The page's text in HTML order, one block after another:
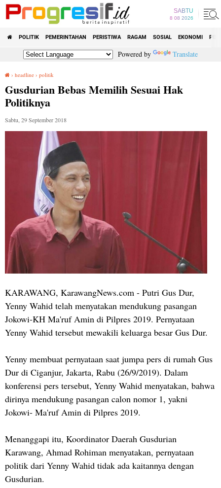
SABTU
8 08 2026
POLITIK PEMERINTAHAN PERISTIWA RAGAM SOSIAL EKONOMI
Powered by Translate
› headline › politik
Gusdurian Bebas Memilih Sesuai Hak
Politiknya
Sabtu, 29 September 2018
KARAWANG, KarawangNews.com - Putri Gus Dur,
Yenny Wahid telah menyatakan mendukung pasangan
Jokowi-KH Ma'ruf Amin di Pilpres 2019. Pernyataan
Yenny Wahid tersebut mewakili keluarga besar Gus Dur.
Yenny membuat pernyataan saat jumpa pers di rumah Gus
Dur di Ciganjur, Jakarta, Rabu (26/9/2019). Dalam
konferensi pers tersebut, Yenny Wahid menyatakan, bahwa
dirinya mendukung pasangan calon nomor 1, yakni
Jokowi- Ma'ruf Amin di Pilpres 2019.
Menanggapi itu, Koordinator Daerah Gusdurian
Karawang, Ahmad Rohiman menyatakan, pernyataan
politik dari Yenny Wahid tidak ada kaitannya dengan
Gusdurian.